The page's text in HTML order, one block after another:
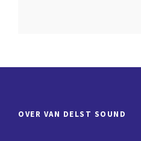
OVER VAN DELST SOUND